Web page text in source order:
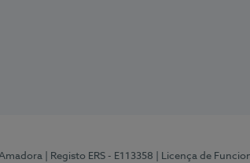
| Registo ERS - E113358 | Licença de